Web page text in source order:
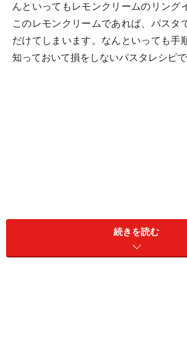
んといってもレモンクリームのリング
このレモンクリームであれば、パスタ
だけてしまいます。なんといっても手
知っておいて損をしないパスタレシピで
続きを読む